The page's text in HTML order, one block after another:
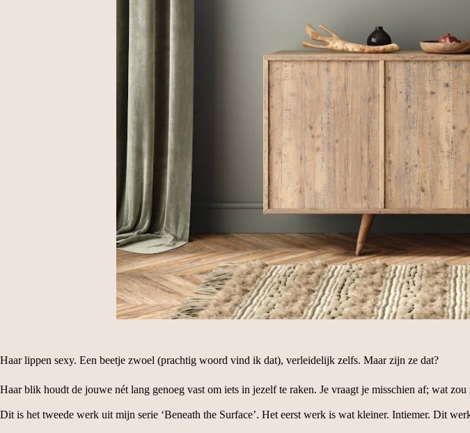
Haar lippen sexy. Een beetje zwoel (prachtig woord vind ik dat), verleidelijk zelfs. Maar zijn ze dat?
Haar blik houdt de jouwe nét lang genoeg vast om iets in jezelf te raken. Je vraagt je misschien af; wat zou
Dit is het tweede werk uit mijn serie ‘Beneath the Surface’. Het eerst werk is wat kleiner. Intiemer. Dit